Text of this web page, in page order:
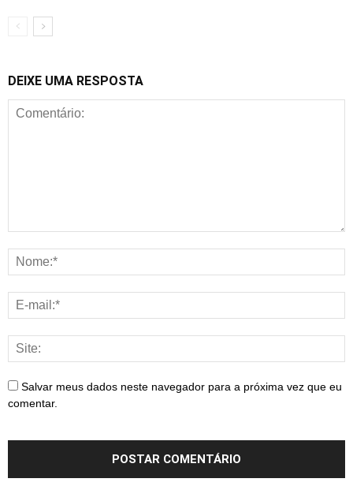
DEIXE UMA RESPOSTA
Salvar meus dados neste navegador para a próxima vez que eu
comentar.